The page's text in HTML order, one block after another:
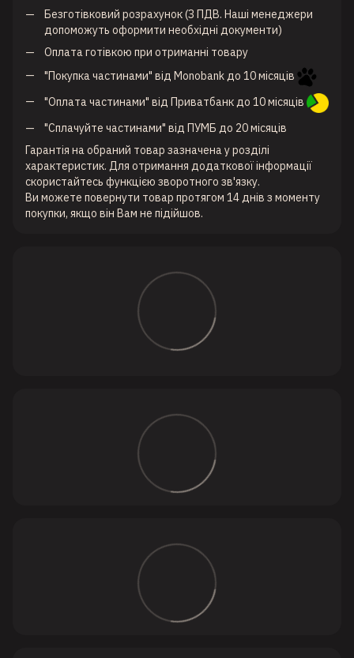
Безготівковий розрахунок (З ПДВ. Наші менеджери
допоможуть оформити необхідні документи)
Оплата готівкою при отриманні товару
"Покупка частинами" від Monobank до 10 місяців
"Оплата частинами" від Приватбанк до 10 місяців
"Сплачуйте частинами" від ПУМБ до 20 місяців
Гарантія на обраний товар зазначена у розділі
характеристик. Для отримання додаткової інформації
скористайтесь функцією зворотного зв'язку.
Ви можете повернути товар протягом 14 днів з моменту
покупки, якщо він Вам не підійшов.